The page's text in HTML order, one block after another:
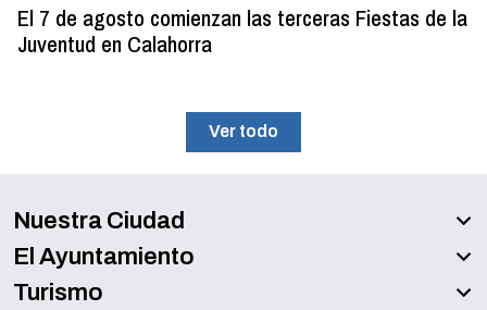
El 7 de agosto comienzan las terceras Fiestas de la
Juventud en Calahorra
Ver todo
Nuestra Ciudad
El Ayuntamiento
Turismo